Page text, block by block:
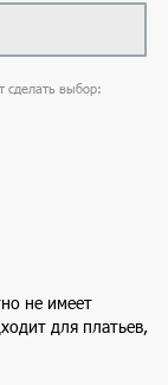
сделать выбор:
не имеет
для платьев,